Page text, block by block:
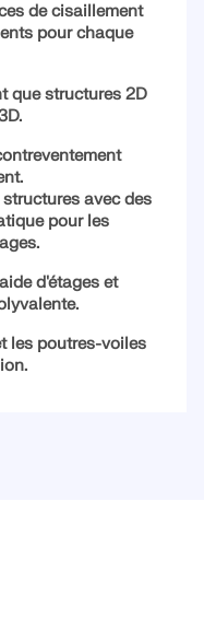
de cisaillement
pour chaque
que structures 2D
avec des
pour les
d'étages et
les poutres-voiles